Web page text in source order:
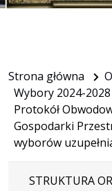
Strona główna
Wybory 2024-2028
Protokół
Gospodarki
wyborów
STRUKTURA